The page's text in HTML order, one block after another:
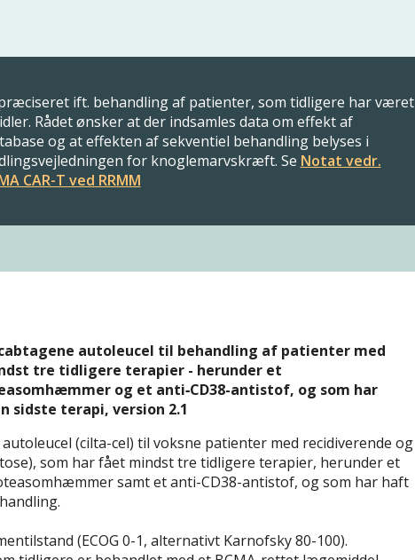
ift. behandling af patienter, som tidligere har været
Rådet ønsker at der indsamles data om effekt af
og at effekten af sekventiel behandling belyses i
for knoglemarvskræft. Se Notat vedr.
CAR-T ved RRMM
autoleucel til behandling af patienter med
tre tidligere terapier - herunder et
og et anti‑CD38-antistof, og som har
sidste terapi, version 2.1
(cilta-cel) til voksne patienter med recidiverende og
som har fået mindst tre tidligere terapier, herunder et
samt et anti-CD38-antistof, og som har haft
(ECOG 0-1, alternativt Karnofsky 80-100).